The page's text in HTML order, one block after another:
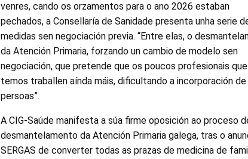
venres, cando os orzamentos para o ano 2026 estaban
pechados, a Consellaría de Sanidade presenta unha serie
medidas sen negociación previa. “Entre elas, o
da Atención Primaria, forzando un cambio de modelo sen
negociación, que pretende que os poucos profesionais que
temos traballen aínda máis, dificultando a incorporación de
persoas”.
A CIG-Saúde manifesta a súa firme oposición ao proceso
desmantelamento da Atención Primaria galega, tras o
SERGAS de converter todas as prazas de medicina de